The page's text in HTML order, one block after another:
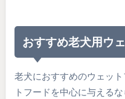
おすすめ老犬用ウ
老犬におすすめのウェッ
トフードを中心に与える